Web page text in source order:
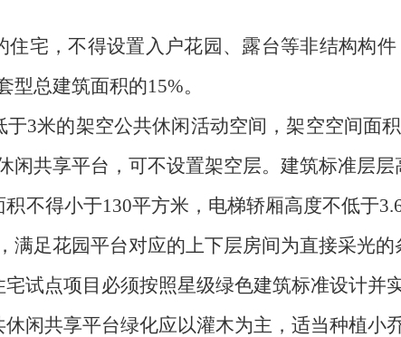
住宅，不得设置入户花园、露台等非结构构
型总建筑面积的15%。
于3米的架空公共休闲活动空间，架空空间面
闲共享平台，可不设置架空层。建筑标准层层
积不得小于130平方米，电梯轿厢高度不低于
满足花园平台对应的上下层房间为直接采光的
试点项目必须按照星级绿色建筑标准设计并实
休闲共享平台绿化应以灌木为主，适当种植小